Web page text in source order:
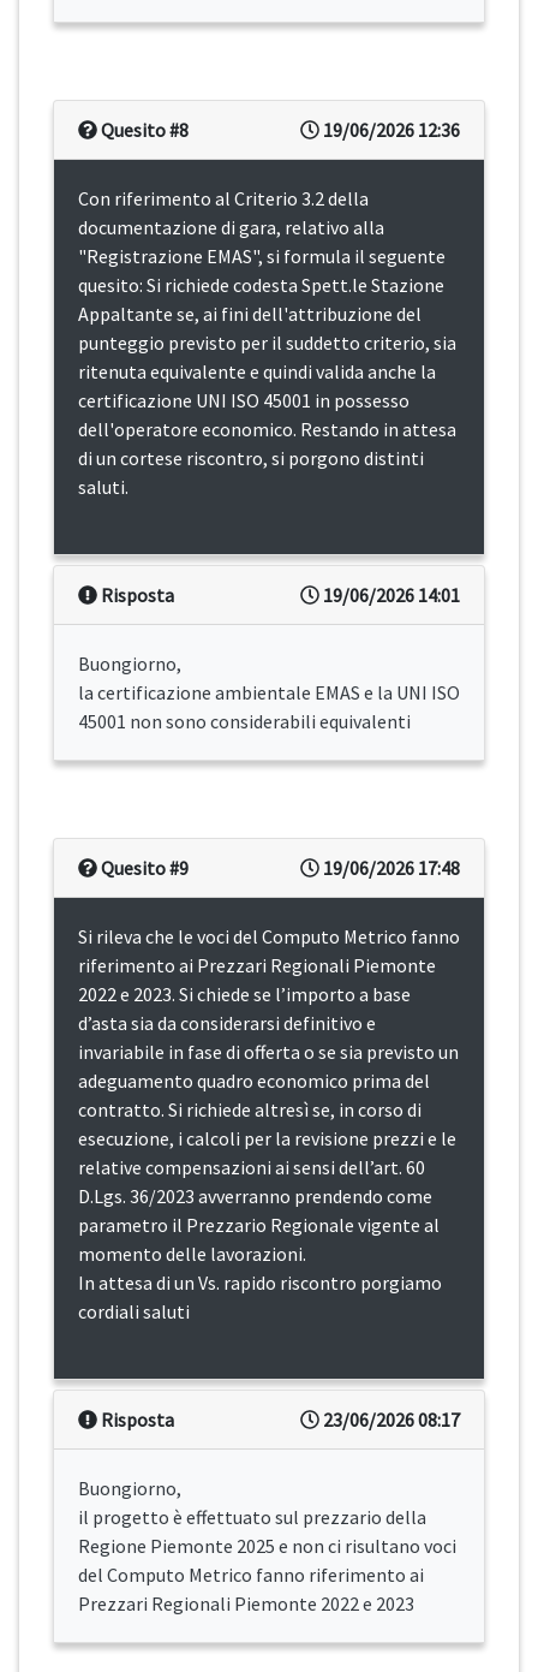
19/06/2026 12:36
Quesito #8
Con riferimento al Criterio 3.2 della
documentazione di gara, relativo alla
"Registrazione EMAS", si formula il seguente
quesito: Si richiede codesta Spett.le Stazione
Appaltante se, ai fini dell'attribuzione del
punteggio previsto per il suddetto criterio, sia
ritenuta equivalente e quindi valida anche la
certificazione UNI ISO 45001 in possesso
dell'operatore economico. Restando in attesa
di un cortese riscontro, si porgono distinti
saluti.
19/06/2026 14:01
Risposta
Buongiorno,
la certificazione ambientale EMAS e la UNI ISO
45001 non sono considerabili equivalenti
19/06/2026 17:48
Quesito #9
Si rileva che le voci del Computo Metrico fanno
riferimento ai Prezzari Regionali Piemonte
2022 e 2023. Si chiede se l’importo a base
d’asta sia da considerarsi definitivo e
invariabile in fase di offerta o se sia previsto un
adeguamento quadro economico prima del
contratto. Si richiede altresì se, in corso di
esecuzione, i calcoli per la revisione prezzi e le
relative compensazioni ai sensi dell’art. 60
D.Lgs. 36/2023 avverranno prendendo come
parametro il Prezzario Regionale vigente al
momento delle lavorazioni.
In attesa di un Vs. rapido riscontro porgiamo
cordiali saluti
23/06/2026 08:17
Risposta
Buongiorno,
il progetto è effettuato sul prezzario della
Regione Piemonte 2025 e non ci risultano voci
del Computo Metrico fanno riferimento ai
Prezzari Regionali Piemonte 2022 e 2023